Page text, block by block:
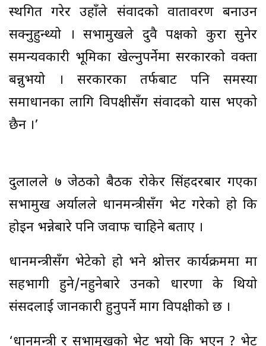
स्थगित गरेर उहाँले संवादको वातावरण बनाउन
सक्नुहुन्थ्यो । सभामुखले दुवै पक्षको कुरा सुनेर
समन्यवकारी भूमिका खेल्नुपर्नेमा सरकारको प्रवक्ता
बन्नुभयो । सरकारका तर्फबाट पनि समस्या
समाधानका लागि विपक्षीसँग संवादको प्रयास भएको
छैन ।’
दुलालले ७ जेठको बैठक रोकेर सिंहदरबार गएका
सभामुख अर्यालले प्रधानमन्त्रीसँग भेट गरेको हो कि
होइन भन्नेबारे पनि जवाफ चाहिने बताए ।
प्रधानमन्त्रीसँग भेटेको हो भने प्रश्नोत्तर कार्यक्रममा मा
सहभागी हुने/नहुनेबारे उनको धारणा के थियो
संसदलाई जानकारी हुनुपर्ने माग विपक्षीको छ ।
‘प्रधानमन्त्री र सभामुखको भेट भयो कि भएन ? भेट